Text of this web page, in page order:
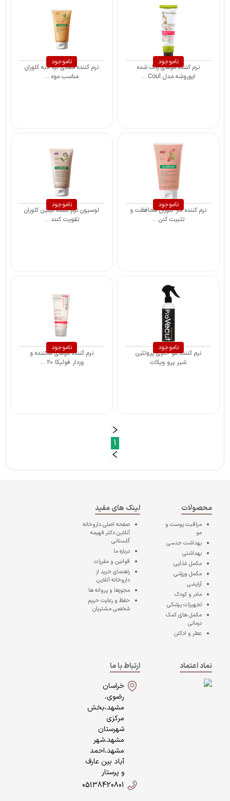
ناموجود
نرم کننده موهای رنگ شده
ایوروشه مدل Coul ...
ناموجود
نرم کننده مغذی کره انبه کلوران
مناسب موه ...
ناموجود
نرم کننده انار کلوران محافظت و
تثبیت کنن ...
ناموجود
لوسیون نرم کننده کینین کلوران
تقویت کنند ...
ناموجود
نرم کننده مو حاوی پروتئین
شیر پرو ویکات
ناموجود
نرم کننده موهای شکننده و
وزدار فولیکا ۲۰ ...
1
محصولات
مراقبت پوست و
مو
بهداشت جنسی
بهداشتی
مکمل غذایی
مکمل ورزشی
آرایشی
مادر و کودک
تجهیزات پزشکی
مکمل های کمک
درمانی
عطر و ادکلن
لینک های مفید
صفحه اصلیداروخانه
آنلاین دکتر فهیمه
گلستانی
درباره ما
قوانین و مقررات
راهنمای خرید از
داروخانه آنلاین
مجوزها و پروانه ها
حفظ و رعایت حریم
شخصی مشتریان
نماد اعتماد
ارتباط با ما
خراسان
رضوی،
مشهد،بخش
مرکزی
شهرستان
مشهد،شهر
مشهد،احمد
آباد بین عارف
و پرستار
05138420801